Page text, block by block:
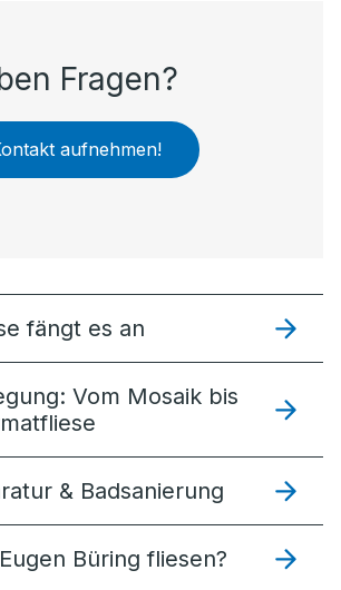
Fragen?
aufnehmen!
fängt es an
Vom Mosaik bis
& Badsanierung
Büring fliesen?